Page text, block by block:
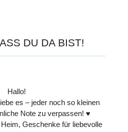
DU DA BIST!
Hallo!
es – jeder noch so kleinen
Note zu verpassen! ♥
Geschenke für liebevolle